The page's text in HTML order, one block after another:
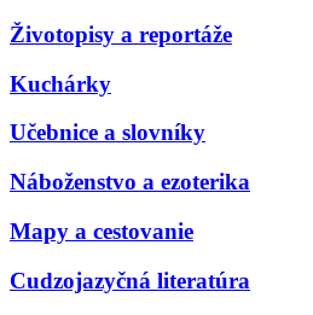
Životopisy a reportáže
Kuchárky
Učebnice a slovníky
Náboženstvo a ezoterika
Mapy a cestovanie
Cudzojazyčná literatúra